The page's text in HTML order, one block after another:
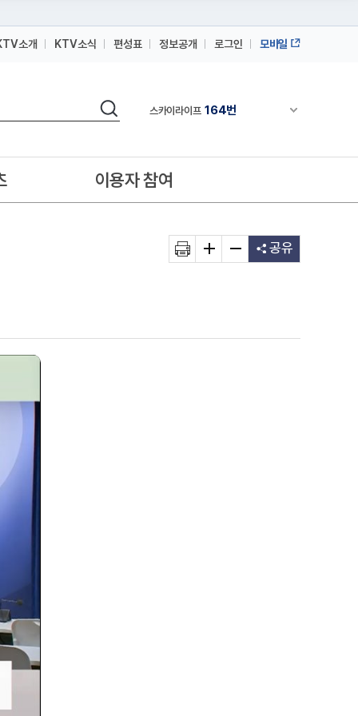
소개 KTV소식 편성표 정보공개 로그인 모바일
검색 채널안내 펼쳐
스카이라이프 164번
스카이라이프 164번
스카이라이프
이용자 참여
공유